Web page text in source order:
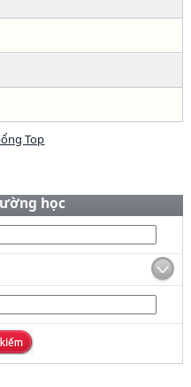
Top
học